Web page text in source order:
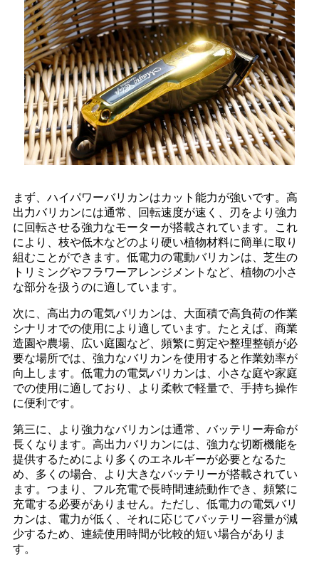
まず、ハイパワーバリカンはカット能力が強いです。高
出力バリカンには通常、回転速度が速く、刃をより強力
に回転させる強力なモーターが搭載されています。これ
により、枝や低木などのより硬い植物材料に簡単に取り
組むことができます。低電力の電動バリカンは、芝生の
トリミングやフラワーアレンジメントなど、植物の小さ
な部分を扱うのに適しています。
次に、高出力の電気バリカンは、大面積で高負荷の作業
シナリオでの使用により適しています。たとえば、商業
造園や農場、広い庭園など、頻繁に剪定や整理整頓が必
要な場所では、強力なバリカンを使用すると作業効率が
向上します。低電力の電気バリカンは、小さな庭や家庭
での使用に適しており、より柔軟で軽量で、手持ち操作
に便利です。
第三に、より強力なバリカンは通常、バッテリー寿命が
長くなります。高出力バリカンには、強力な切断機能を
提供するためにより多くのエネルギーが必要となるた
め、多くの場合、より大きなバッテリーが搭載されてい
ます。つまり、フル充電で長時間連続動作でき、頻繁に
充電する必要がありません。ただし、低電力の電気バリ
カンは、電力が低く、それに応じてバッテリー容量が減
少するため、連続使用時間が比較的短い場合がありま
す。